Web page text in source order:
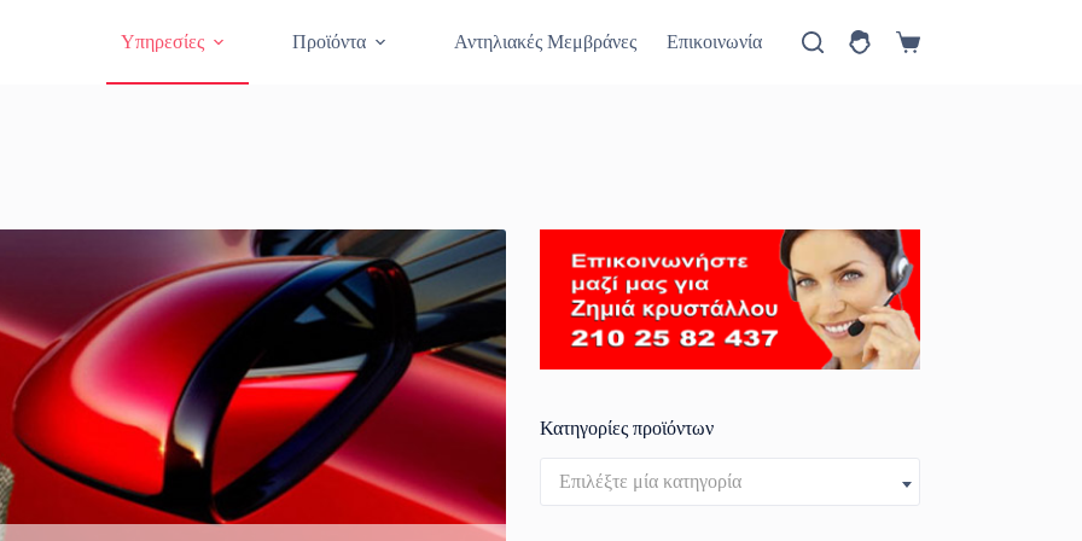
Υπηρεσίες Προϊόντα Αντηλιακές Μεμβράνες Επικοινωνία
Καλάθι
Κατηγορίες προϊόντων
Επιλέξτε μία κατηγορία